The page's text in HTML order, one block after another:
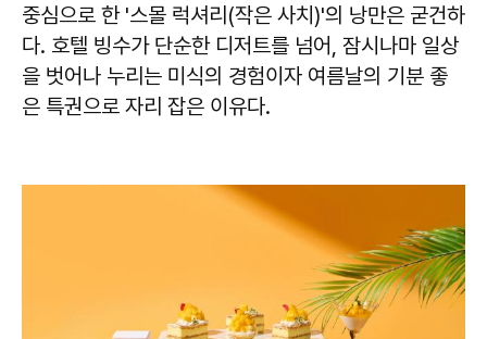
중심으로 한 '스몰 럭셔리(작은 사치)'의 낭만은 굳건하
다. 호텔 빙수가 단순한 디저트를 넘어, 잠시나마 일상
을 벗어나 누리는 미식의 경험이자 여름날의 기분 좋
은 특권으로 자리 잡은 이유다.